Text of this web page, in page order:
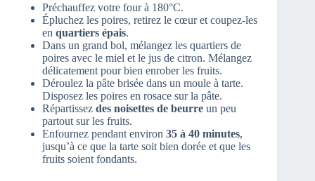
Préchauffez votre four à 180°C.
Épluchez les poires, retirez le cœur et coupez-les
en quartiers épais.
Dans un grand bol, mélangez les quartiers de
poires avec le miel et le jus de citron. Mélangez
délicatement pour bien enrober les fruits.
Déroulez la pâte brisée dans un moule à tarte.
Disposez les poires en rosace sur la pâte.
Répartissez des noisettes de beurre un peu
partout sur les fruits.
Enfournez pendant environ 35 à 40 minutes,
jusqu’à ce que la tarte soit bien dorée et que les
fruits soient fondants.